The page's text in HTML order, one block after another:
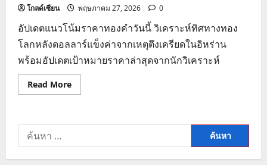
โกลด์เซียน พฤษภาคม 27, 2026 0
อัปเดตแนวโน้มราคาทองคำวันนี้ วิเคราะห์ทิศทางทอง
โลกหลังดอลลาร์แข็งค่าจากเหตุตึงเครียดในอิหร่าน
พร้อมอัปเดตเป้าหมายราคาล่าสุดจากนักวิเคราะห์
Read MoreRead
more
โน้ม
วัน
นี้
ค้นหา
สำหรับ: